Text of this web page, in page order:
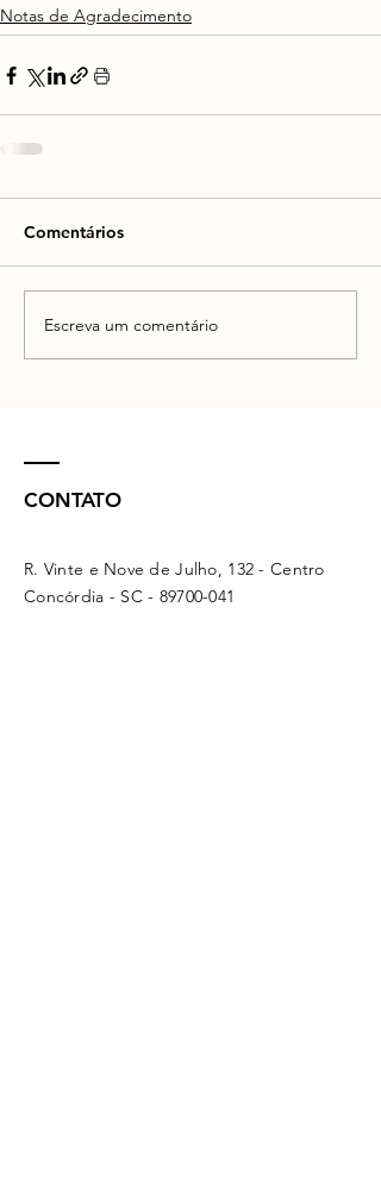
Notas de Agradecimento
Comentários
Escreva um comentário
CONTATO
R. Vinte e Nove de Julho, 132 - Centro
Concórdia - SC - 89700-041